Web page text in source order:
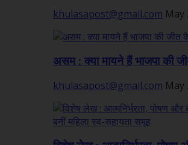
khulasapost@gmail.com May
असम : क्या मायने हैं भाजपा की
khulasapost@gmail.com May